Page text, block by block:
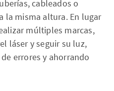
cableados o
la misma altura. En lugar
múltiples marcas,
láser y seguir su luz,
errores y ahorrando